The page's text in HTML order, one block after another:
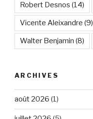
Robert Desnos (14)
Vicente Aleixandre (9)
Walter Benjamin (8)
ARCHIVES
août 2026 (1)